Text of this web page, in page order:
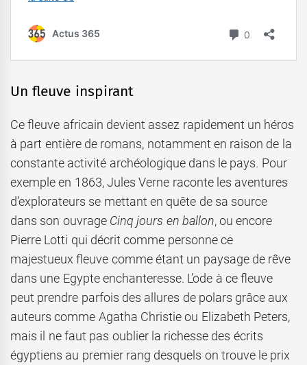
Un fleuve inspirant
Ce fleuve africain devient assez rapidement un héros
à part entière de romans, notamment en raison de la
constante activité archéologique dans le pays. Pour
exemple en 1863, Jules Verne raconte les aventures
d’explorateurs se mettant en quête de sa source
dans son ouvrage Cinq jours en ballon, ou encore
Pierre Lotti qui décrit comme personne ce
majestueux fleuve comme étant un paysage de rêve
dans une Egypte enchanteresse. L’ode à ce fleuve
peut prendre parfois des allures de polars grâce aux
auteurs comme Agatha Christie ou Elizabeth Peters,
mais il ne faut pas oublier la richesse des écrits
égyptiens au premier rang desquels on trouve le prix